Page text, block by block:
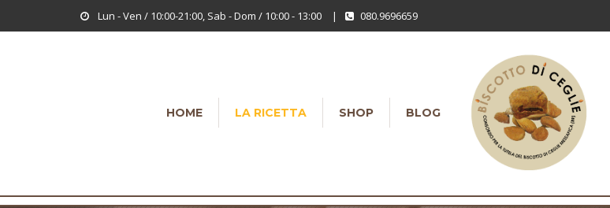
Lun - Ven / 10:00-21:00, Sab - Dom / 10:00 - 13:00 | 080.9696659
HOME LA RICETTA SHOP BLOG